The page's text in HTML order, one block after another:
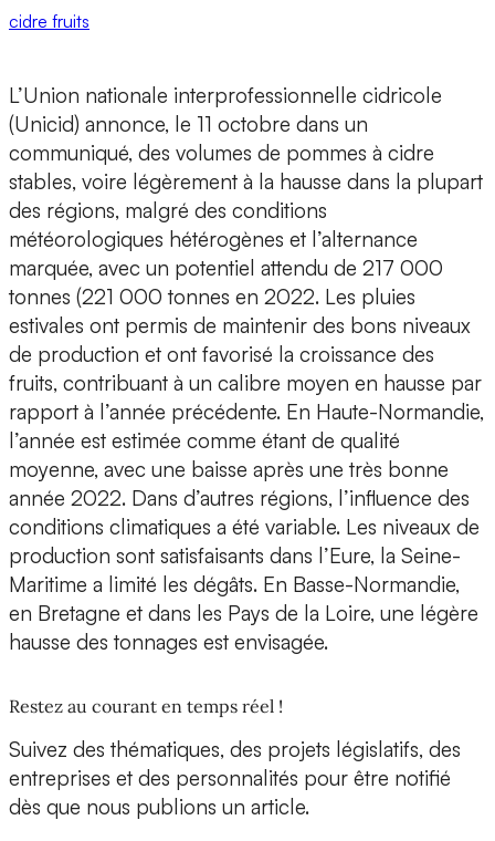
cidre fruits
L’Union nationale interprofessionnelle cidricole
(Unicid) annonce, le 11 octobre dans un
communiqué, des volumes de pommes à cidre
stables, voire légèrement à la hausse dans la plupart
des régions, malgré des conditions
météorologiques hétérogènes et l’alternance
marquée, avec un potentiel attendu de 217 000
tonnes (221 000 tonnes en 2022. Les pluies
estivales ont permis de maintenir des bons niveaux
de production et ont favorisé la croissance des
fruits, contribuant à un calibre moyen en hausse par
rapport à l’année précédente. En Haute-Normandie,
l’année est estimée comme étant de qualité
moyenne, avec une baisse après une très bonne
année 2022. Dans d’autres régions, l’influence des
conditions climatiques a été variable. Les niveaux de
production sont satisfaisants dans l’Eure, la Seine-
Maritime a limité les dégâts. En Basse-Normandie,
en Bretagne et dans les Pays de la Loire, une légère
hausse des tonnages est envisagée.
Restez au courant en temps réel !
Suivez des thématiques, des projets législatifs, des
entreprises et des personnalités pour être notifié
dès que nous publions un article.